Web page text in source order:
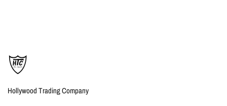
Hollywood Trading Company